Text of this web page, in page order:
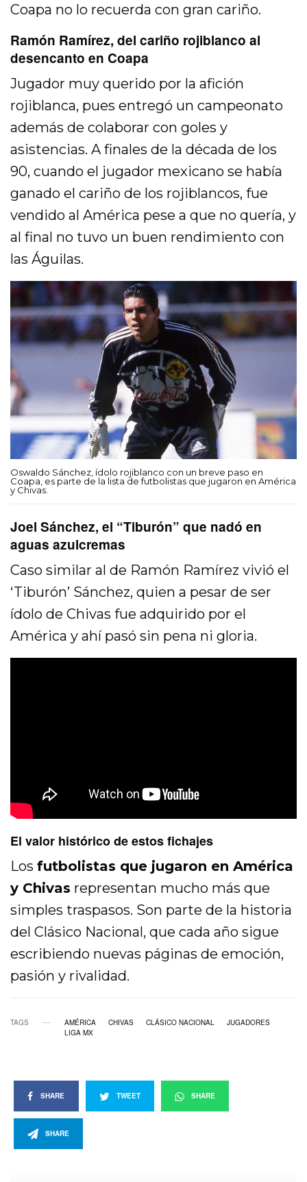
Coapa no lo recuerda con gran cariño.
Ramón Ramírez, del cariño rojiblanco al
desencanto en Coapa
Jugador muy querido por la afición
rojiblanca, pues entregó un campeonato
además de colaborar con goles y
asistencias. A finales de la década de los
90, cuando el jugador mexicano se había
ganado el cariño de los rojiblancos, fue
vendido al América pese a que no quería, y
al final no tuvo un buen rendimiento con
las Águilas.
Oswaldo Sánchez, ídolo rojiblanco con un breve paso en
Coapa, es parte de la lista de futbolistas que jugaron en América
y Chivas.
Joel Sánchez, el “Tiburón” que nadó en
aguas azulcremas
Caso similar al de Ramón Ramírez vivió el
‘Tiburón’ Sánchez, quien a pesar de ser
ídolo de Chivas fue adquirido por el
América y ahí pasó sin pena ni gloria.
El valor histórico de estos fichajes
Losfutbolistas que jugaron en América
y Chivas representan mucho más que
simples traspasos. Son parte de la historia
del Clásico Nacional, que cada año sigue
escribiendo nuevas páginas de emoción,
pasión y rivalidad.
TAGS AMÉRICA CHIVAS CLÁSICO NACIONAL
JUGADORES
LIGA MX
SHARE TWEET SHARE
SHARE